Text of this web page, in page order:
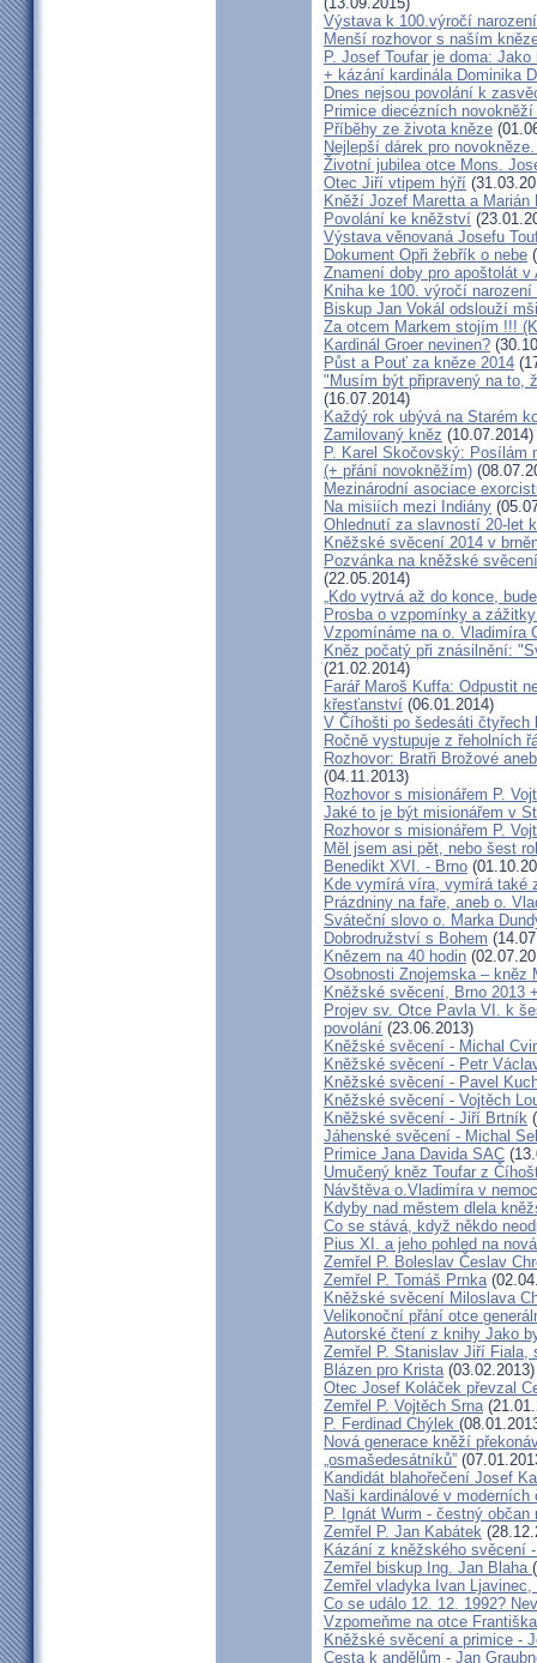
Výstava k 100.výročí
Menší rozhovor s naším
P. Josef Toufar je doma:
+ kázání kardinála Dominika
Dnes nejsou povolání k
Primice diecézních
Příběhy ze života kněze
Nejlepší dárek pro
Životní jubilea otce Mons.
Otec Jiří vtipem hýří
Kněží Jozef Maretta a Marián
Povolání ke kněžství
Výstava věnovaná Josefu
Dokument Opři žebřík o nebe
Znamení doby pro apoštolát v
Kniha ke 100. výročí narození
Biskup Jan Vokál odslouží
Za otcem Markem stojím !!!
Kardinál Groer nevinen?
Půst a Pouť za kněze 2014
"Musím být připravený na to,
(16.07.2014)
Každý rok ubývá na Starém
Zamilovaný kněz (10.07.2014)
P. Karel Skočovský: Posílám
(+ přání novokněžím)
Mezinárodní asociace
Na misiích mezi Indiány
Ohlednutí za slavností 20-let
Kněžské svěcení 2014 v
Pozvánka na kněžské
(22.05.2014)
„Kdo vytrvá až do konce,
Prosba o vzpomínky a
Vzpomínáme na o. Vladimíra
Kněz počatý při znásilnění:
(21.02.2014)
Farář Maroš Kuffa: Odpustit
křesťanství (06.01.2014)
V Číhošti po šedesáti čtyřech
Ročně vystupuje z řeholních
Rozhovor: Bratři Brožové
(04.11.2013)
Rozhovor s misionářem P.
Jaké to je být misionářem v
Rozhovor s misionářem P.
Měl jsem asi pět, nebo šest
Benedikt XVI. - Brno
Kde vymírá víra, vymírá také
Prázdniny na faře, aneb o.
Sváteční slovo o. Marka
Dobrodružství s Bohem
Knězem na 40 hodin
Osobnosti Znojemska – kněz
Kněžské svěcení, Brno 2013
Projev sv. Otce Pavla VI. k
povolání (23.06.2013)
Kněžské svěcení - Michal
Kněžské svěcení - Petr
Kněžské svěcení - Pavel
Kněžské svěcení - Vojtěch
Kněžské svěcení - Jiří Brtník
Jáhenské svěcení - Michal
Primice Jana Davida SAC
Umučený kněz Toufar z
Návštěva o.Vladimíra v
Kdyby nad městem dlela
Co se stává, když někdo
Pius XI. a jeho pohled na
Zemřel P. Boleslav Česlav
Zemřel P. Tomáš Prnka
Kněžské svěcení Miloslava
Velikonoční přání otce
Autorské čtení z knihy Jako
Zemřel P. Stanislav Jiří Fiala,
Blázen pro Krista(03.02.2013)
Otec Josef Koláček převzal
Zemřel P. Vojtěch Srna
P. Ferdinad Chýlek
Nová generace kněží
„osmašedesátníků”
Kandidát blahořečení Josef
Naši kardinálové v
P. Ignát Wurm - čestný
Zemřel P. Jan Kabátek
Kázání z kněžského svěcení
Zemřel biskup Ing. Jan Blaha
Zemřel vladyka Ivan
Co se událo 12. 12. 1992?
Vzpomeňme na otce
Kněžské svěcení a primice -
Cesta k andělům - Jan